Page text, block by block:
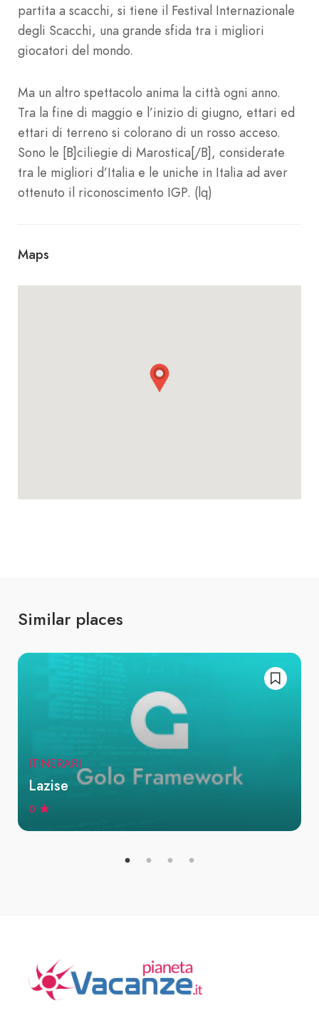
partita a scacchi, si tiene il Festival Internazionale
degli Scacchi, una grande sfida tra i migliori
giocatori del mondo.
Ma un altro spettacolo anima la città ogni anno.
Tra la fine di maggio e l’inizio di giugno, ettari ed
ettari di terreno si colorano di un rosso acceso.
Sono le [B]ciliegie di Marostica[/B], considerate
tra le migliori d’Italia e le uniche in Italia ad aver
ottenuto il riconoscimento IGP. (lq)
Maps
Similar places
ITINERARI
Lazise
0